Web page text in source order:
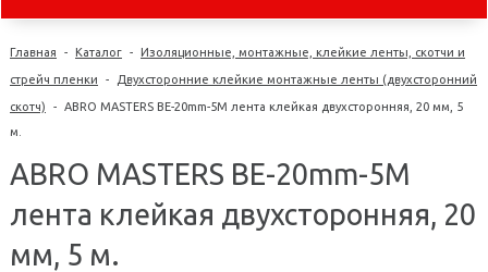
Главная - Каталог - Изоляционные, монтажные, клейкие ленты, скотчи и
стрейч пленки - Двухсторонние клейкие монтажные ленты (двухсторонний
скотч) - ABRO MASTERS BE-20mm-5M лента клейкая двухсторонняя, 20 мм, 5
м.
ABRO MASTERS BE-20mm-5M
лента клейкая двухсторонняя, 20
мм, 5 м.